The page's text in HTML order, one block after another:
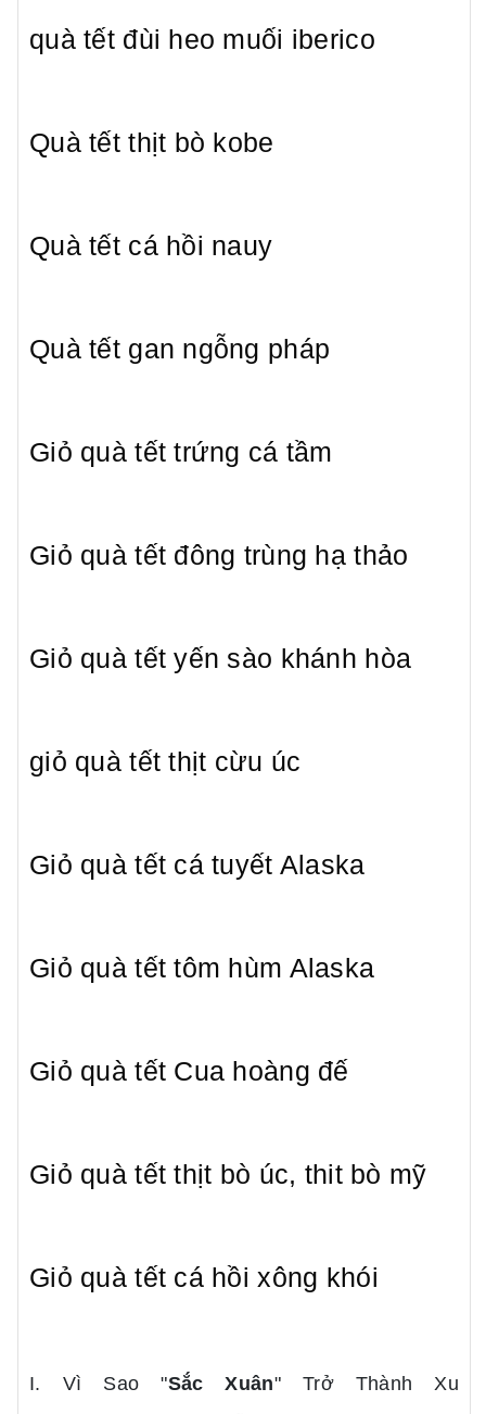
quà tết đùi heo muối iberico
Quà tết thịt bò kobe
Quà tết cá hồi nauy
Quà tết gan ngỗng pháp
Giỏ quà tết trứng cá tầm
Giỏ quà tết đông trùng hạ thảo
Giỏ quà tết yến sào khánh hòa
giỏ quà tết thịt cừu úc
Giỏ quà tết cá tuyết Alaska
Giỏ quà tết tôm hùm Alaska
Giỏ quà tết Cua hoàng đế
Giỏ quà tết thịt bò úc, thit bò mỹ
Giỏ quà tết cá hồi xông khói
I. Vì Sao "Sắc Xuân" Trở Thành Xu